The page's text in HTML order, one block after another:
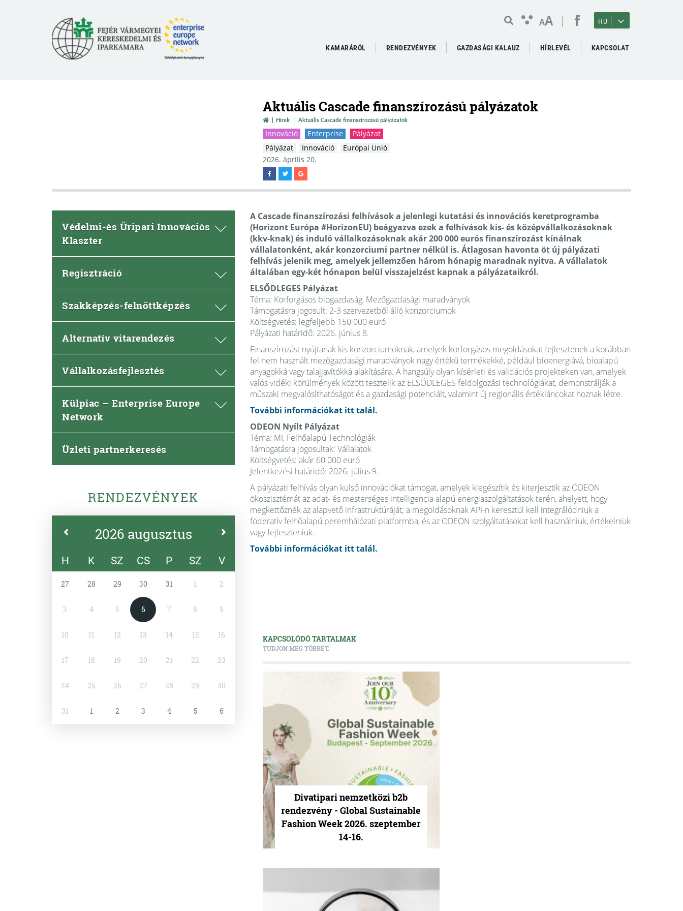
AA HU
KAMARÁRÓL RENDEZVÉNYEK GAZDASÁGI KALAUZ HÍRLEVÉL KAPCSOLAT
Aktuális Cascade finanszírozású pályázatok
Hírek Aktuális Cascade finanszírozású pályázatok
Innováció Enterprise
Pályázat
Pályázat
Innováció
Európai Unió
2026. április 20.
Védelmi-és Űripari Innovációs
Klaszter
Regisztráció
Szakképzés-felnőttképzés
Alternatív vitarendezés
Vállalkozásfejlesztés
Külpiac – Enterprise Europe
Network
Üzleti partnerkeresés
RENDEZVÉNYEK
2026 augusztus
H K SZ CS P SZ V
27 28 29 30 31 1 2
3 4 5 6 7 8 9
10 11 12 13 14 15 16
17 18 19 20 21 22 23
24 25 26 27 28 29 30
31 1 2 3 4 5 6
A Cascade finanszírozási felhívások a jelenlegi kutatási és innovációs keretprogramba
(Horizont Európa #HorizonEU) beágyazva ezek a felhívások kis- és középvállalkozásoknak
(kkv-knak) és induló vállalkozásoknak akár 200 000 eurós finanszírozást kínálnak
vállalatonként, akár konzorciumi partner nélkül is. Átlagosan havonta öt új pályázati
felhívás jelenik meg, amelyek jellemzően három hónapig maradnak nyitva. A vállalatok
általában egy-két hónapon belül visszajelzést kapnak a pályázataikról.
ELSŐDLEGES Pályázat
Téma: Körforgásos biogazdaság, Mezőgazdasági maradványok
Támogatásra jogosult: 2-3 szervezetből álló konzorciumok
Költségvetés: legfeljebb 150 000 euró
Pályázati határidő: 2026. június 8.
Finanszírozást nyújtanak kis konzorciumoknak, amelyek körforgásos megoldásokat fejlesztenek a korábban
fel nem használt mezőgazdasági maradványok nagy értékű termékekké, például bioenergiává, bioalapú
anyagokká vagy talajjavítókká alakítására. A hangsúly olyan kísérleti és validációs projekteken van, amelyek
valós vidéki körülmények között tesztelik az ELSŐDLEGES feldolgozási technológiákat, demonstrálják a
műszaki megvalósíthatóságot és a gazdasági potenciált, valamint új regionális értékláncokat hoznak létre.
További információkat itt talál.
ODEON Nyílt Pályázat
Téma: MI, Felhőalapú Technológiák
Támogatásra jogosultak: Vállalatok
Költségvetés: akár 60 000 euró
Jelentkezési határidő: 2026. július 9.
A pályázati felhívás olyan külső innovációkat támogat, amelyek kiegészítik és kiterjesztik az ODEON
ökoszisztémát az adat- és mesterséges intelligencia alapú energiaszolgáltatások terén, ahelyett, hogy
megkettőznék az alapvető infrastruktúráját; a megoldásoknak API-n keresztül kell integrálódniuk a
föderatív felhőalapú peremhálózati platformba, és az ODEON szolgáltatásokat kell használniuk, értékelniük
vagy fejleszteniük.
További információkat itt talál.
KAPCSOLÓDÓ TARTALMAK
TUDJON MEG TÖBBET.
Divatipari nemzetközi b2b
rendezvény - Global Sustainable
Fashion Week 2026. szeptember
14-16.